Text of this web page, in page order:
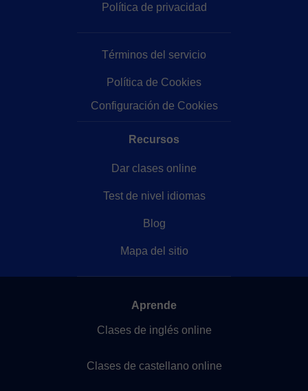
Política de privacidad
Términos del servicio
Política de Cookies
Configuración de Cookies
Recursos
Dar clases online
Test de nivel idiomas
Blog
Mapa del sitio
Aprende
Clases de inglés online
Clases de castellano online